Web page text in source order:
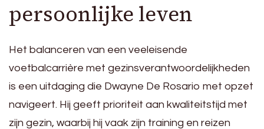
persoonlijke leven
Het balanceren van een veeleisende
voetbalcarrière met gezinsverantwoordelijkheden
is een uitdaging die Dwayne De Rosario met opzet
navigeert. Hij geeft prioriteit aan kwaliteitstijd met
zijn gezin, waarbij hij vaak zijn training en reizen